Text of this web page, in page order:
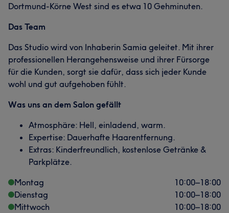
Dortmund-Körne West sind es etwa 10 Gehminuten.
Das Team
Das Studio wird von Inhaberin Samia geleitet. Mit ihrer
professionellen Herangehensweise und ihrer Fürsorge
für die Kunden, sorgt sie dafür, dass sich jeder Kunde
wohl und gut aufgehoben fühlt.
Was uns an dem Salon gefällt
Atmosphäre: Hell, einladend, warm.
Expertise: Dauerhafte Haarentfernung.
Extras: Kinderfreundlich, kostenlose Getränke &
Parkplätze.
Montag
10:00–18:00
Dienstag
10:00–18:00
Mittwoch
10:00–18:00